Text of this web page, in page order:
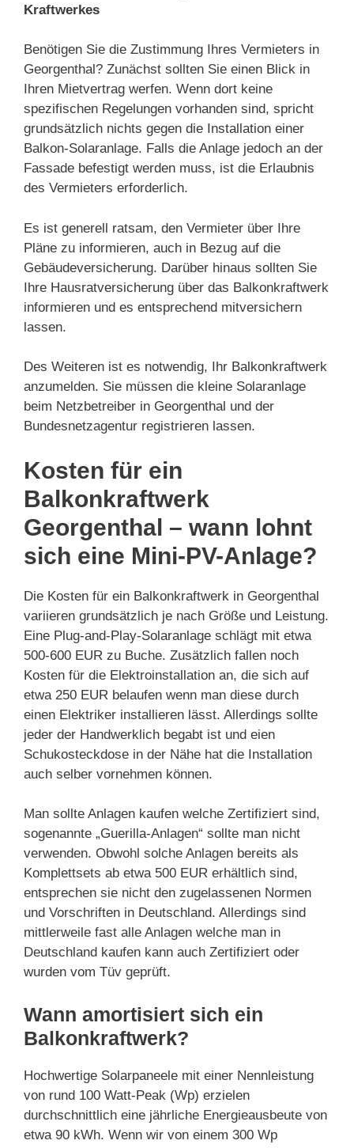
Kraftwerkes
Benötigen Sie die Zustimmung Ihres Vermieters in
Georgenthal? Zunächst sollten Sie einen Blick in
Ihren Mietvertrag werfen. Wenn dort keine
spezifischen Regelungen vorhanden sind, spricht
grundsätzlich nichts gegen die Installation einer
Balkon-Solaranlage. Falls die Anlage jedoch an der
Fassade befestigt werden muss, ist die Erlaubnis
des Vermieters erforderlich.
Es ist generell ratsam, den Vermieter über Ihre
Pläne zu informieren, auch in Bezug auf die
Gebäudeversicherung. Darüber hinaus sollten Sie
Ihre Hausratversicherung über das Balkonkraftwerk
informieren und es entsprechend mitversichern
lassen.
Des Weiteren ist es notwendig, Ihr Balkonkraftwerk
anzumelden. Sie müssen die kleine Solaranlage
beim Netzbetreiber in Georgenthal und der
Bundesnetzagentur registrieren lassen.
Kosten für ein
Balkonkraftwerk
Georgenthal – wann lohnt
sich eine Mini-PV-Anlage?
Die Kosten für ein Balkonkraftwerk in Georgenthal
variieren grundsätzlich je nach Größe und Leistung.
Eine Plug-and-Play-Solaranlage schlägt mit etwa
500-600 EUR zu Buche. Zusätzlich fallen noch
Kosten für die Elektroinstallation an, die sich auf
etwa 250 EUR belaufen wenn man diese durch
einen Elektriker installieren lässt. Allerdings sollte
jeder der Handwerklich begabt ist und eien
Schukosteckdose in der Nähe hat die Installation
auch selber vornehmen können.
Man sollte Anlagen kaufen welche Zertifiziert sind,
sogenannte „Guerilla-Anlagen“ sollte man nicht
verwenden. Obwohl solche Anlagen bereits als
Komplettsets ab etwa 500 EUR erhältlich sind,
entsprechen sie nicht den zugelassenen Normen
und Vorschriften in Deutschland. Allerdings sind
mittlerweile fast alle Anlagen welche man in
Deutschland kaufen kann auch Zertifiziert oder
wurden vom Tüv geprüft.
Wann amortisiert sich ein
Balkonkraftwerk?
Hochwertige Solarpaneele mit einer Nennleistung
von rund 100 Watt-Peak (Wp) erzielen
durchschnittlich eine jährliche Energieausbeute von
etwa 90 kWh. Wenn wir von einem 300 Wp